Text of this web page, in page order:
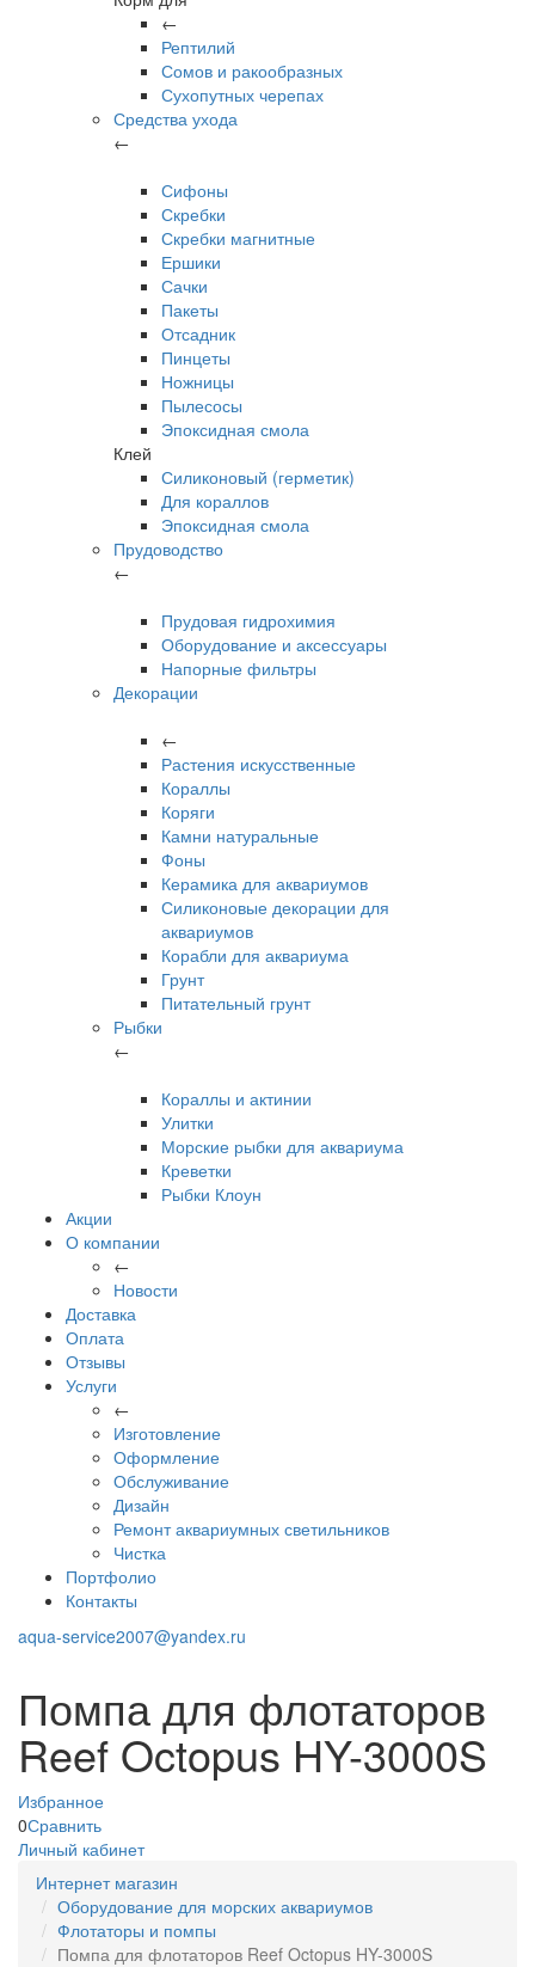
←
Рептилий
Сомов и ракообразных
Сухопутных черепах
Средства ухода
←
Сифоны
Скребки
Скребки магнитные
Ершики
Сачки
Пакеты
Отсадник
Пинцеты
Ножницы
Пылесосы
Эпоксидная смола
Клей
Силиконовый (герметик)
Для кораллов
Эпоксидная смола
Прудоводство
←
Прудовая гидрохимия
Оборудование и аксессуары
Напорные фильтры
Декорации
←
Растения искусственные
Кораллы
Коряги
Камни натуральные
Фоны
Керамика для аквариумов
Силиконовые декорации для
аквариумов
Корабли для аквариума
Грунт
Питательный грунт
Рыбки
←
Кораллы и актинии
Улитки
Морские рыбки для аквариума
Креветки
Рыбки Клоун
Акции
О компании
←
Новости
Доставка
Оплата
Отзывы
Услуги
←
Изготовление
Оформление
Обслуживание
Дизайн
Ремонт аквариумных светильников
Чистка
Портфолио
Контакты
aqua-service2007@yandex.ru
Помпа для флотаторов
Reef Octopus HY-3000S
Избранное
0Сравнить
Личный кабинет
Интернет магазин
Оборудование для морских аквариумов
Флотаторы и помпы
Помпа для флотаторов Reef Octopus HY-3000S